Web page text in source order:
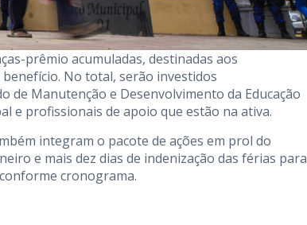
prêmio acumuladas, destinadas aos
No total, serão investidos
de Manutenção e Desenvolvimento da Educação
e profissionais de apoio que estão na ativa.
integram o pacote de ações em prol do
e mais dez dias de indenização das férias para
cronograma.